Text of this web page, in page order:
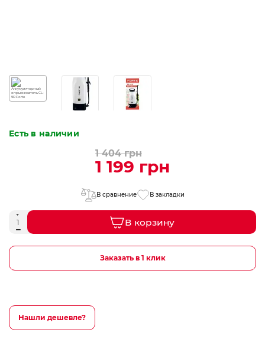
Есть в наличии
1 404 грн
1 199 грн
В сравнение В закладки
В корзину
Заказать в 1 клик
Нашли дешевле?